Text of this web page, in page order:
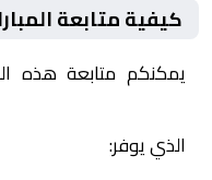
كيفية متابعة
يمكنكم متابعة هذه
الذي يوفر: